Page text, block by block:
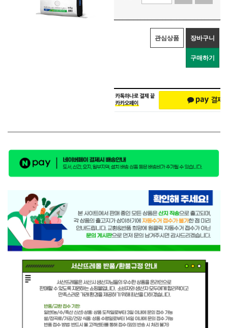
관심상품 장바구니
구매하기